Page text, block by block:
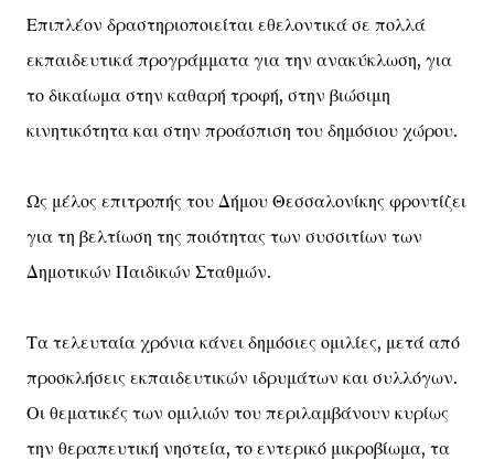
Επιπλέον δραστηριοποιείται εθελοντικά σε πολλά
εκπαιδευτικά προγράμματα για την ανακύκλωση, για
το δικαίωμα στην καθαρή τροφή, στην βιώσιμη
κινητικότητα και στην προάσπιση του δημόσιου χώρου.
Ως μέλος επιτροπής του Δήμου Θεσσαλονίκης φροντίζει
για τη βελτίωση της ποιότητας των συσσιτίων των
Δημοτικών Παιδικών Σταθμών.
Τα τελευταία χρόνια κάνει δημόσιες ομιλίες, μετά από
προσκλήσεις εκπαιδευτικών ιδρυμάτων και συλλόγων.
Οι θεματικές των ομιλιών του περιλαμβάνουν κυρίως
την θεραπευτική νηστεία, το εντερικό μικροβίωμα, τα